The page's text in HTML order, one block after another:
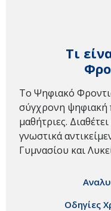
Τι
Το Ψηφιακό
σύγχρονη ψηφιακή
μαθήτριες.
γνωστικά
Γυμνασίου και
Οδηγίες